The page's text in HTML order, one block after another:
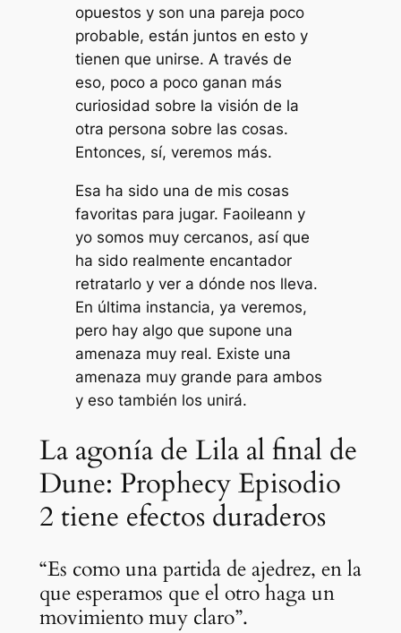
opuestos y son una pareja poco
probable, están juntos en esto y
tienen que unirse. A través de
eso, poco a poco ganan más
curiosidad sobre la visión de la
otra persona sobre las cosas.
Entonces, sí, veremos más.
Esa ha sido una de mis cosas
favoritas para jugar. Faoileann y
yo somos muy cercanos, así que
ha sido realmente encantador
retratarlo y ver a dónde nos lleva.
En última instancia, ya veremos,
pero hay algo que supone una
amenaza muy real. Existe una
amenaza muy grande para ambos
y eso también los unirá.
La agonía de Lila al final de
Dune: Prophecy Episodio
2 tiene efectos duraderos
“Es como una partida de ajedrez, en la
que esperamos que el otro haga un
movimiento muy claro”.